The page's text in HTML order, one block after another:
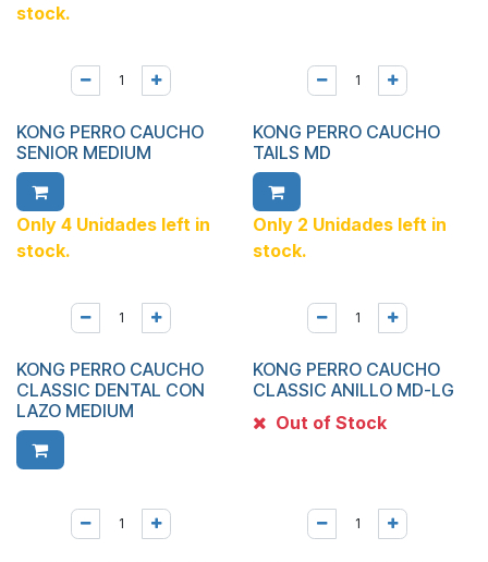
stock.
KONG PERRO CAUCHO
SENIOR MEDIUM
Only 4 Unidades left in
stock.
KONG PERRO CAUCHO
TAILS MD
Only 2 Unidades left in
stock.
KONG PERRO CAUCHO
CLASSIC DENTAL CON
LAZO MEDIUM
KONG PERRO CAUCHO
CLASSIC ANILLO MD-LG
Out of Stock